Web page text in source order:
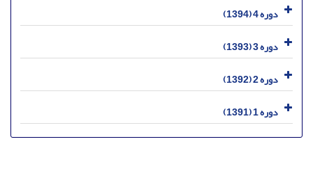
دوره 4 (1394)
دوره 3 (1393)
دوره 2 (1392)
دوره 1 (1391)